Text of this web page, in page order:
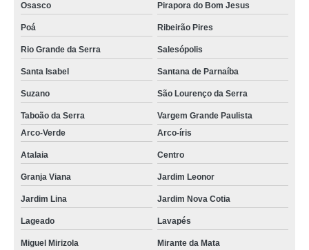
Osasco Pirapora do Bom Jesus
Poá Ribeirão Pires
Rio Grande da Serra Salesópolis
Santa Isabel Santana de Parnaíba
Suzano São Lourenço da Serra
Taboão da Serra
Vargem Grande Paulista
Arco-Verde
Arco-íris
Atalaia Centro
Granja Viana Jardim Leonor
Jardim Lina Jardim Nova Cotia
Lageado Lavapés
Miguel Mirizola Mirante da Mata